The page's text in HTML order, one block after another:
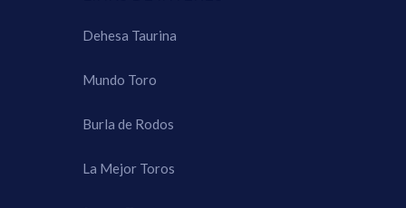
Dehesa Taurina
Mundo Toro
Burla de Rodos
La Mejor Toros